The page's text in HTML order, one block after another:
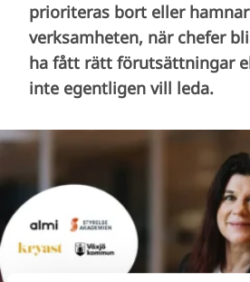
prioriteras bort eller
verksamheten, när chefer
ha fått rätt förutsättningar
inte egentligen vill leda.